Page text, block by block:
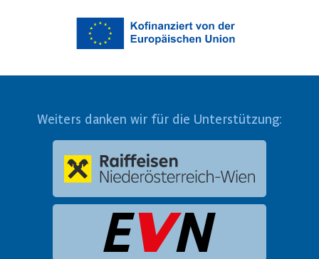
Weiters danken wir für die Unterstützung: